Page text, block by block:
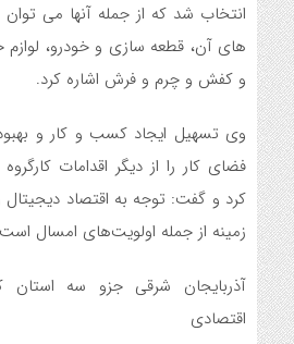
انتخاب شد که از جمله آنها می
های آن، قطعه سازی و خودرو، لوازم
و کفش و چرم و فرش اشاره کرد.
وی تسهیل ایجاد کسب و کار و
فضای کار را از دیگر اقدامات
کرد و گفت: توجه به اقتصاد دیجیتال
زمینه از جمله اولویت‌های امسال
آذربایجان شرقی جزو سه
اقتصادی